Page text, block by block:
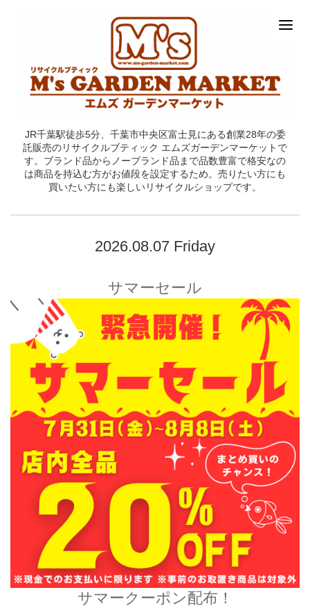
JR千葉駅徒歩5分、千葉市中央区富士見にある創業28年の委
託販売のリサイクルブティック エムズガーデンマーケットで
す。ブランド品からノーブランド品まで品数豊富で格安なの
は商品を持込む方がお値段を設定するため。売りたい方にも
買いたい方にも楽しいリサイクルショップです。
2026.08.07 Friday
サマーセール
サマークーポン配布！